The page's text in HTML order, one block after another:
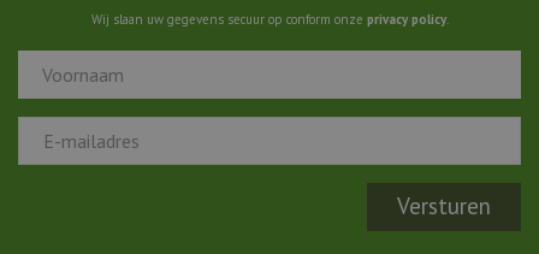
Wij slaan uw gegevens secuur op conform onze privacy policy.